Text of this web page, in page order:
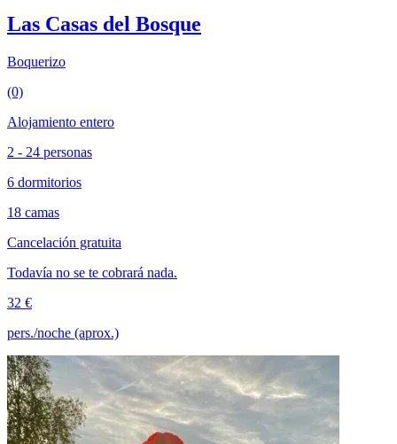
Las Casas del Bosque
Boquerizo
(0)
Alojamiento entero
2 - 24 personas
6 dormitorios
18 camas
Cancelación gratuita
Todavía no se te cobrará nada.
32 €
pers./noche (aprox.)